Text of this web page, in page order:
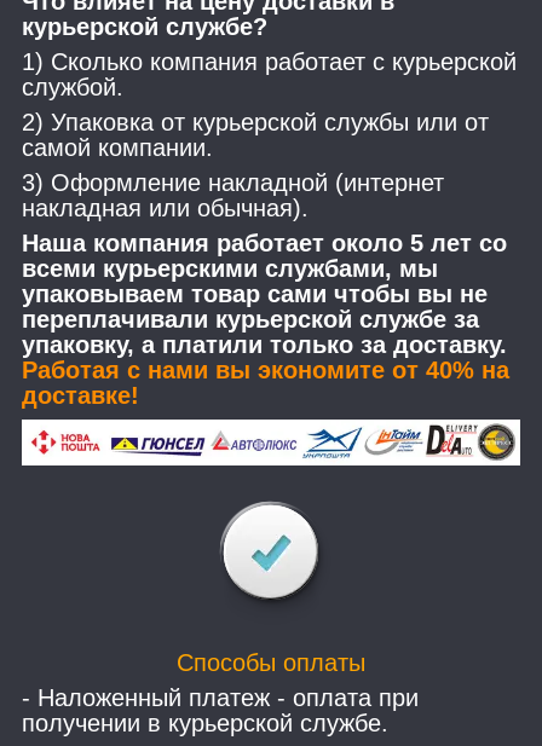
курьерской службе?
1) Сколько компания работает с курьерской
службой.
2) Упаковка от курьерской службы или от
самой компании.
3) Оформление накладной (интернет
накладная или обычная).
Наша компания работает около 5 лет со
всеми курьерскими службами, мы
упаковываем товар сами чтобы вы не
переплачивали курьерской службе за
упаковку, а платили только за доставку.
Работая с нами вы экономите от 40% на
доставке!
Способы оплаты
- Наложенный платеж - оплата при
получении в курьерской службе.